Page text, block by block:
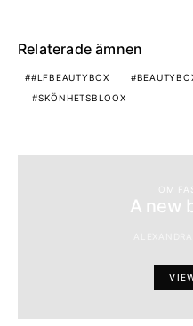
Relaterade ämnen
#LFBEAUTYBOX
SKÖNHETSBLOOX
OM
A new